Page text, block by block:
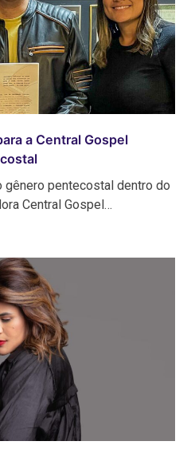
a Central Gospel
gênero pentecostal dentro do
Central Gospel…